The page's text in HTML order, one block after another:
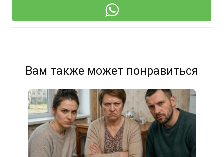
Вам также может понравиться